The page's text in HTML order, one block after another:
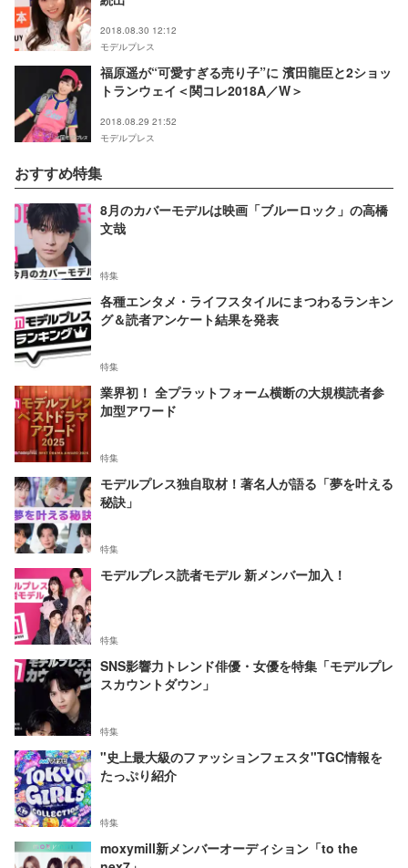
2018.08.30 12:12
モデルプレス
福原遥が“可愛すぎる売り子”に 濱田龍臣と2ショッ
トランウェイ＜関コレ2018A／W＞
2018.08.29 21:52
モデルプレス
おすすめ特集
8月のカバーモデルは映画「ブルーロック」の高橋
文哉
特集
各種エンタメ・ライフスタイルにまつわるランキン
グ＆読者アンケート結果を発表
特集
業界初！ 全プラットフォーム横断の大規模読者参
加型アワード
特集
モデルプレス独自取材！著名人が語る「夢を叶える
秘訣」
特集
モデルプレス読者モデル 新メンバー加入！
特集
SNS影響力トレンド俳優・女優を特集「モデルプレ
スカウントダウン」
特集
"史上最大級のファッションフェスタ"TGC情報を
たっぷり紹介
特集
moxymill新メンバーオーディション「to the